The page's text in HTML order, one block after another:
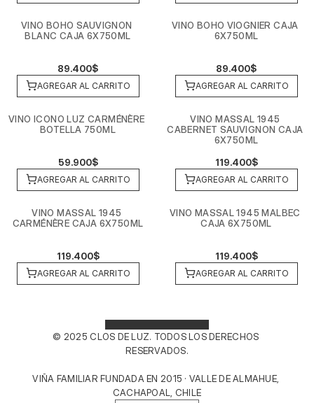
VINO BOHO SAUVIGNON
BLANC CAJA 6X750ML
89.400$
AGREGAR AL CARRITO
VINO BOHO VIOGNIER CAJA
6X750ML
89.400$
AGREGAR AL CARRITO
VINO ICONO LUZ CARMÉNÈRE
BOTELLA 750ML
59.900$
AGREGAR AL CARRITO
VINO MASSAL 1945
CABERNET SAUVIGNON CAJA
6X750ML
119.400$
AGREGAR AL CARRITO
VINO MASSAL 1945
CARMÉNÈRE CAJA 6X750ML
119.400$
AGREGAR AL CARRITO
VINO MASSAL 1945 MALBEC
CAJA 6X750ML
119.400$
AGREGAR AL CARRITO
© 2025 CLOS DE LUZ. TODOS LOS DERECHOS
RESERVADOS.
VIÑA FAMILIAR FUNDADA EN 2015 · VALLE DE ALMAHUE,
CACHAPOAL, CHILE